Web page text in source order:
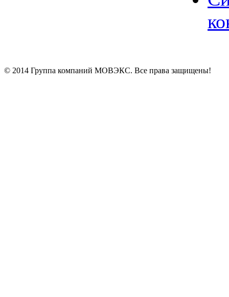
© 2014 Группа компаний МОВЭКС. Все права защищены!